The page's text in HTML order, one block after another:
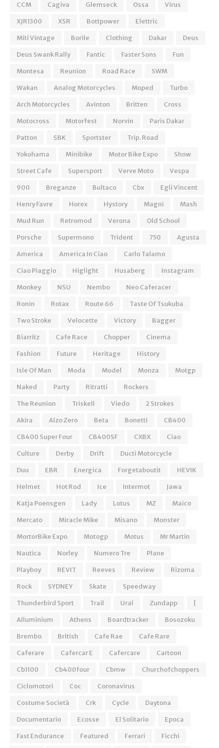
CCM
Cagiva Glemseck Ossa
Virus
XJR1300
XSR Bottpower
Elettric
Miti Vintage
Borile Clothing Dakar
Deus
Deus Swank Rally
Fantic Faster Sons
Fun
Montesa
Reunion Road Race
SWM
Wakan
Analog Motorcycles Moped
Turbo
Arch Motorcycles
Avinton Britten
Cross
Motocross
Motorfest Norvin
Paris Dakar
Patton
SBK Sportster
Trip. Road
Yokohama
Minibike Motor Bike Expo
Show
Street Cafe
Supersport Verve Moto
Vespa
900
Breganze Bultaco Cbx
Egli Vincent
Henry Favre
Horex Hystory Magni
Mash
Mud Run
Retromod Verona
Old School
Porsche
Supermono Trident 750
Agusta
America
America In Ciao
Carlo Talamo
Ciao Piaggio
Higlight Husaberg
Instagram
Monkey
NSU Nembo
Neo Caferacer
Ronin
Rotax Route 66
Taste Of Tsukuba
Two Stroke
Velocette Victory
Bagger
Biarritz
Cafe Race Chopper
Cinema
Fashion
Future Heritage
History
Isle Of Man
Moda Model Monza
Motgp
Naked
Party Ritratti
Rockers
The Reunion
Triskell Viedo
2 Strokes
Akira
Alzo Zero Beta Bonetti
CB400
CB400 Super Four
CB400SF CXBX
Ciao
Culture
Derby Drift
Ducti Motorcycle
Duu
EBR Energica Forgetaboutit
HEVIK
Helmet
Hot Rod Ice Intermot
Jawa
Katja Poensgen
Lady Lotus MZ
Maico
Mercato
Miracle Mike Misano
Monster
MortorBike Expo
Motogp Motus
Mr Martin
Nautica
Norley Numero Tre
Plane
Playboy
REVIT Reeves Review
Rizoma
Rock
SYDNEY Skate
Speedway
Thunderbird Sport
Trail Ural Zundapp
[
Alluminium
Athens Boardtracker
Bosozoku
Brembo
British Cafe Rae
Cafe Rare
Caferare
Cafercar E Cafercare
Cartoon
Cb1100
Cb400four Cbmw
Churchofchoppers
Ciclomotori
Coc
Coronavirus
Costume Società
Crk Cycle
Daytona
Documentario
Ecosse El Solitario
Epoca
Fast Endurance
Featured Ferrari
Ficchi